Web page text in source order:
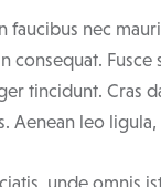
faucibus nec
consequat.
tincidunt. Cras
Aenean leo
unde omnis